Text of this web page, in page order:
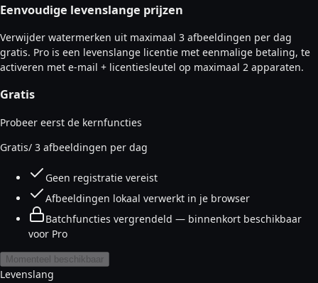
Eenvoudige levenslange prijzen
Verwijder watermerken uit maximaal 3 afbeeldingen per dag
gratis. Pro is een levenslange licentie met eenmalige betaling, te
activeren met e-mail + licentiesleutel op maximaal 2 apparaten.
Gratis
Probeer eerst de kernfuncties
Gratis/ 3 afbeeldingen per dag
Geen registratie vereist
Afbeeldingen lokaal verwerkt in je browser
Batchfuncties vergrendeld — binnenkort beschikbaar
voor Pro
Momenteel beschikbaar
Levenslang